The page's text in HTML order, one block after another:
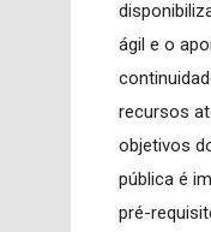
ágil e o
recursos
objetivos
pública é
pré-